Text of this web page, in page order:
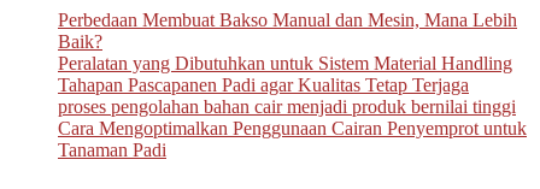
Perbedaan Membuat Bakso Manual dan Mesin, Mana Lebih
Baik?
Peralatan yang Dibutuhkan untuk Sistem Material Handling
Tahapan Pascapanen Padi agar Kualitas Tetap Terjaga
proses pengolahan bahan cair menjadi produk bernilai tinggi
Cara Mengoptimalkan Penggunaan Cairan Penyemprot untuk
Tanaman Padi